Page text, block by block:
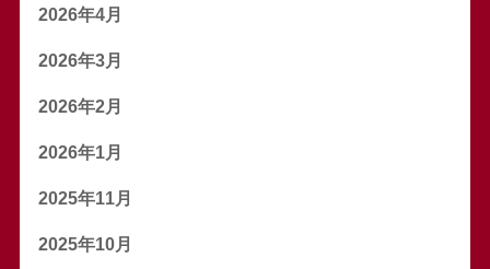
2026年4月
2026年3月
2026年2月
2026年1月
2025年11月
2025年10月